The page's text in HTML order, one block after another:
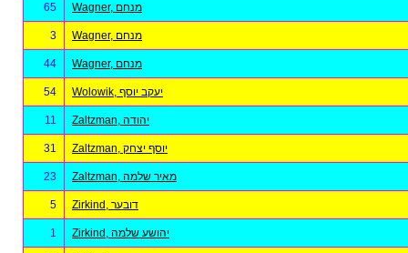
65 Wagner, מנחם
3 Wagner, מנחם
44 Wagner, מנחם
54 Wolowik, יעקב יוסף
11 Zaltzman, יהודה
31 Zaltzman, יוסף יצחק
23 Zaltzman, מאיר שלמה
5 Zirkind, דובער
1 Zirkind, יהושע שלמה